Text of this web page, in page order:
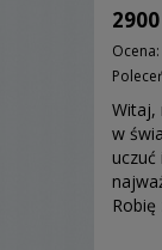
2900
Ocena:
Witaj,
w